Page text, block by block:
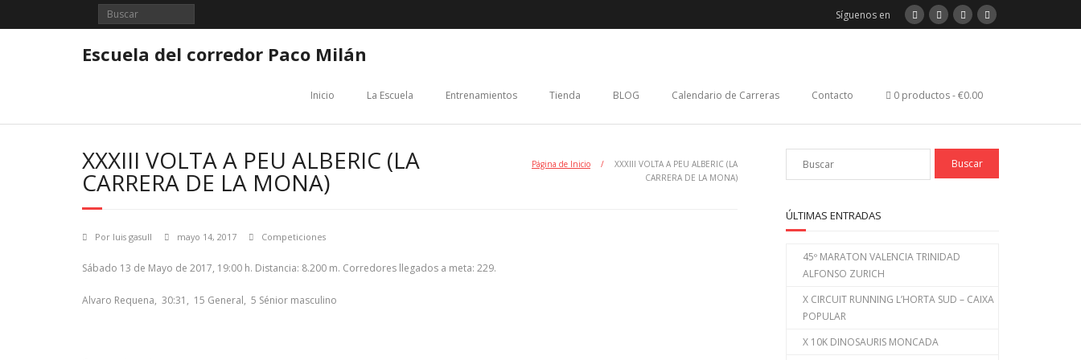
Síguenos en
Escuela del corredor Paco Milán
Inicio La Escuela Entrenamientos Tienda BLOG Calendario de Carreras Contacto 0 productos €0.00
XXXIII VOLTA A PEU ALBERIC (LA
CARRERA DE LA MONA)
Página de Inicio /
XXXIII VOLTA A PEU ALBERIC (LA
CARRERA DE LA MONA)
Por luis gasull mayo 14, 2017 Competiciones
Sábado 13 de Mayo de 2017, 19:00 h. Distancia: 8.200 m. Corredores llegados a meta: 229.
Alvaro Requena, 30:31, 15 General, 5 Sénior masculino
ÚLTIMAS ENTRADAS
45º MARATON VALENCIA TRINIDAD
ALFONSO ZURICH
X CIRCUIT RUNNING L’HORTA SUD – CAIXA
POPULAR
X 10K DINOSAURIS MONCADA